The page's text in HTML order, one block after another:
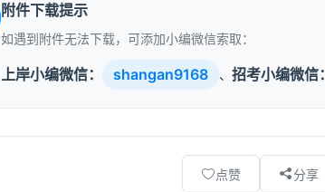
附件下载提示
如遇到附件无法下载，可添加小编微信索取：
上岸小编微信： shangan9168 、 招考小编微信：
点赞 分享